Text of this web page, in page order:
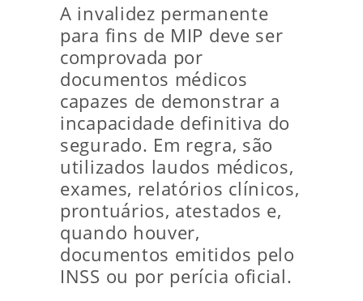
A invalidez permanente
para fins de MIP deve ser
comprovada por
documentos médicos
capazes de demonstrar a
incapacidade definitiva do
segurado. Em regra, são
utilizados laudos médicos,
exames, relatórios clínicos,
prontuários, atestados e,
quando houver,
documentos emitidos pelo
INSS ou por perícia oficial.